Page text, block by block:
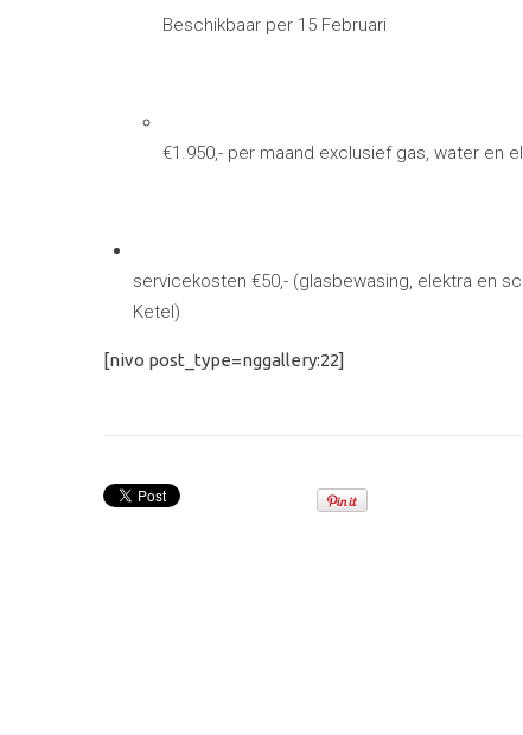
Beschikbaar per 15 Februari
€1.950,- per maand exclusief gas, water en
servicekosten €50,- (glasbewasing, elektra en
Ketel)
[nivo post_type=nggallery:22]